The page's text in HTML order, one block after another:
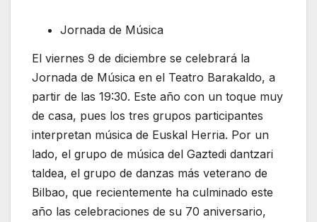
Jornada de Música
El viernes 9 de diciembre se celebrará la
Jornada de Música en el Teatro Barakaldo, a
partir de las 19:30. Este año con un toque muy
de casa, pues los tres grupos participantes
interpretan música de Euskal Herria. Por un
lado, el grupo de música del Gaztedi dantzari
taldea, el grupo de danzas más veterano de
Bilbao, que recientemente ha culminado este
año las celebraciones de su 70 aniversario,